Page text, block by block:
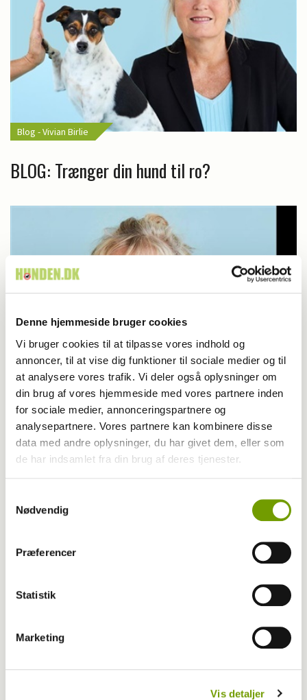
Denne hjemmeside bruger cookies
Vi bruger cookies til at tilpasse vores indhold og
annoncer, til at vise dig funktioner til sociale medier og til
at analysere vores trafik. Vi deler også oplysninger om
din brug af vores hjemmeside med vores partnere inden
for sociale medier, annonceringspartnere og
analysepartnere. Vores partnere kan kombinere disse
data med andre oplysninger, du har givet dem, eller som
de har indsamlet fra din brug af deres tjenester.
Nødvendig
Præferencer
Statistik
Marketing
Vis detaljer
Blog - Vivian Birlie
BLOG: Trænger din hund til ro?
Blog - Vivian Birlie
BLOG: Alma overlevede med nød og næppe
hugormebid